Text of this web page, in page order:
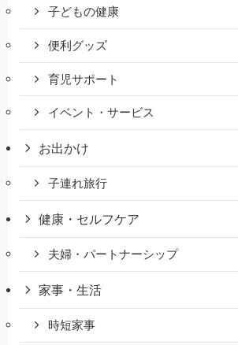
子どもの健康
便利グッズ
育児サポート
イベント・サービス
お出かけ
子連れ旅行
健康・セルフケア
夫婦・パートナーシップ
家事・生活
時短家事